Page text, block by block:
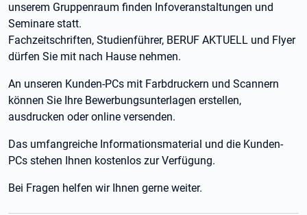
unserem Gruppenraum finden Infoveranstaltungen und
Seminare statt.
Fachzeitschriften, Studienführer, BERUF AKTUELL und Flyer
dürfen Sie mit nach Hause nehmen.
An unseren Kunden-PCs mit Farbdruckern und Scannern
können Sie Ihre Bewerbungsunterlagen erstellen,
ausdrucken oder online versenden.
Das umfangreiche Informationsmaterial und die Kunden-
PCs stehen Ihnen kostenlos zur Verfügung.
Bei Fragen helfen wir Ihnen gerne weiter.